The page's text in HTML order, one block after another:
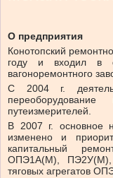
О предприятия
Конотопский
году и входил в
вагоноремонтного
С 2004 г.
путеизмерителей.
В 2007 г. основное
изменено и
капитальный
ОПЭ1А(М), ПЭ2У(М),
тяговых агрегатов